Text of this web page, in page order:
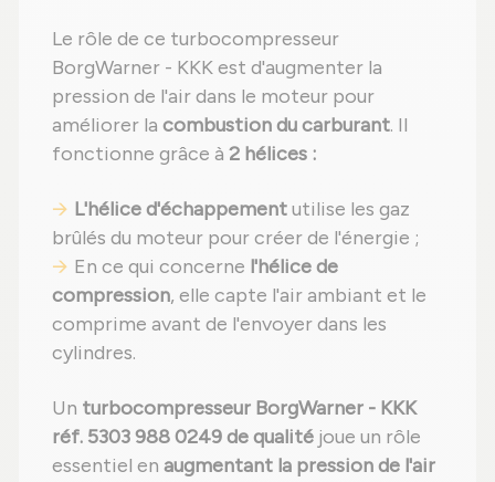
Le rôle de ce turbocompresseur
BorgWarner - KKK est d'augmenter la
pression de l'air dans le moteur pour
améliorer la combustion du carburant. Il
fonctionne grâce à 2 hélices :
L'hélice d'échappementutilise les gaz
brûlés du moteur pour créer de l'énergie ;
En ce qui concerne l'hélice de
compression, elle capte l'air ambiant et le
comprime avant de l'envoyer dans les
cylindres.
Un turbocompresseur BorgWarner - KKK
réf. 5303 988 0249 de qualité joue un rôle
essentiel en augmentant la pression de l'air